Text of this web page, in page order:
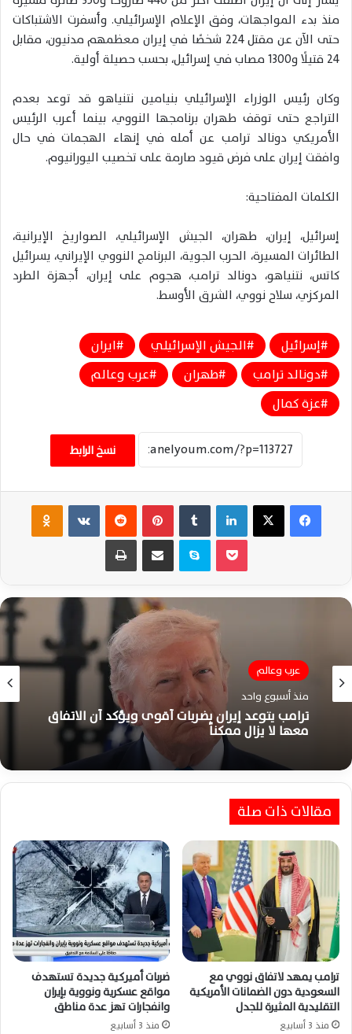
منذ بدء المواجهات، وفق الإعلام الإسرائيلي. وأسفرت الاشتباكات
حتى الآن عن مقتل 224 شخصًا في إيران معظمهم مدنيون، مقابل
24 قتيلًا و1300 مصاب في إسرائيل، بحسب حصيلة أولية.
وكان رئيس الوزراء الإسرائيلي بنيامين نتنياهو قد توعد بعدم
التراجع حتى توقف طهران برنامجها النووي، بينما أعرب الرئيس
الأمريكي دونالد ترامب عن أمله في إنهاء الهجمات في حال
وافقت إيران على فرض قيود صارمة على تخصيب اليورانيوم.
الكلمات المفتاحية:
إسرائيل، إيران، طهران، الجيش الإسرائيلي، الصواريخ الإيرانية،
الطائرات المسيرة، الحرب الجوية، البرنامج النووي الإيراني، يسرائيل
كاتس، نتنياهو، دونالد ترامب، هجوم على إيران، أجهزة الطرد
المركزي، سلاح نووي، الشرق الأوسط.
إسرائيل الجيش الإسرائيلي
ايران
دونالد ترامب
طهران
عرب وعالم
عزة كمال
نسخ الرابط
فيسبوك ‫X لينكدإن بينتيريست ‏VKontakte
سكايب مشاركة عبر البريد طباعة
عرب وعالم
منذ أسبوع واحد
ترامب يتوعد إيران بضربات أقوى ويؤكد أن الاتفاق
معها لا يزال ممكناً
مقالات ذات صلة
ترامب يمهد لاتفاق نووي مع
السعودية دون الضمانات الأمريكية
التقليدية المثيرة للجدل
منذ 3 أسابيع
ضربات أميركية جديدة تستهدف
مواقع عسكرية ونووية بإيران
وانفجارات تهز عدة مناطق
منذ 3 أسابيع